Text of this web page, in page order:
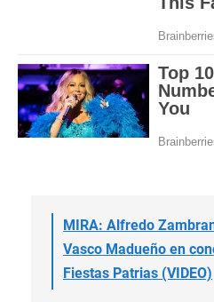
MIRA: Alfredo
Vasco Madueño en
Fiestas Patrias (VIDEO)